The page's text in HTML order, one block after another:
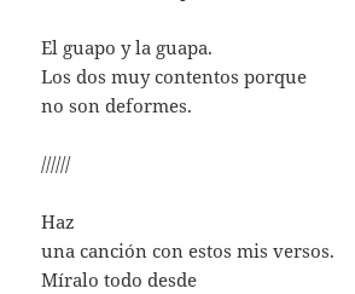
El guapo y la guapa.
Los dos muy contentos porque
no son deformes.
//////
Haz
una canción con estos mis versos.
Míralo todo desde